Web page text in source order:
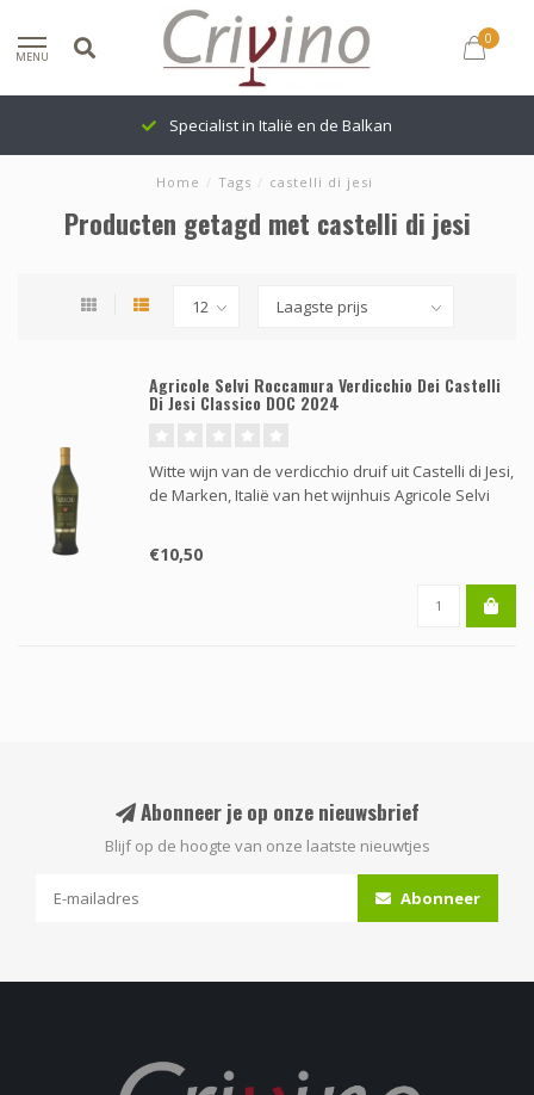
MENU
0
Specialist in Italië en de Balkan
Home / Tags / castelli di jesi
Producten getagd met castelli di jesi
Agricole Selvi Roccamura Verdicchio Dei Castelli
Di Jesi Classico DOC 2024
Witte wijn van de verdicchio druif uit Castelli di Jesi,
de Marken, Italië van het wijnhuis Agricole Selvi
€10,50
Abonneer je op onze nieuwsbrief
Blijf op de hoogte van onze laatste nieuwtjes
Abonneer